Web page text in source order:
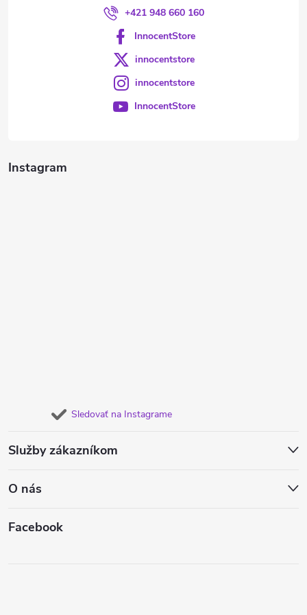
Instagram
Sledovať na Instagrame
Služby zákazníkom
O nás
Facebook
+421 948 660 160
InnocentStore
innocentstore
innocentstore
InnocentStore